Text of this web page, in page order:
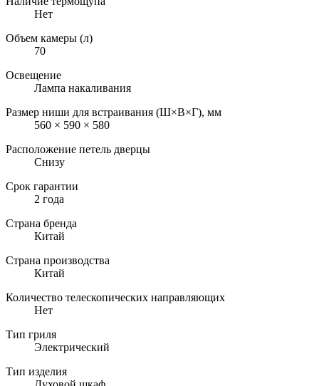
Нет
Объем камеры (л)
70
Освещение
Лампа накаливания
Размер ниши для встраивания (Ш×В×Г), мм
560 × 590 × 580
Расположение петель дверцы
Снизу
Срок гарантии
2 года
Страна бренда
Китай
Страна производства
Китай
Количество телескопических направляющих
Нет
Тип гриля
Электрический
Тип изделия